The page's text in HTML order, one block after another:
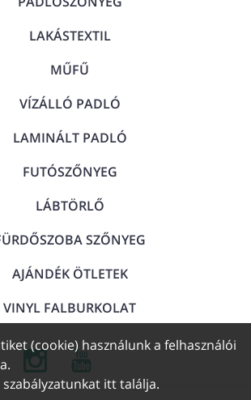
LAKÁSTEXTIL
MŰFŰ
VÍZÁLLÓ PADLÓ
LAMINÁLT PADLÓ
FUTÓSZŐNYEG
LÁBTÖRLŐ
SZŐNYEG
AJÁNDÉK ÖTLETEK
VINYL FALBURKOLAT
(cookie) használunk a felhasználói
itt találja.